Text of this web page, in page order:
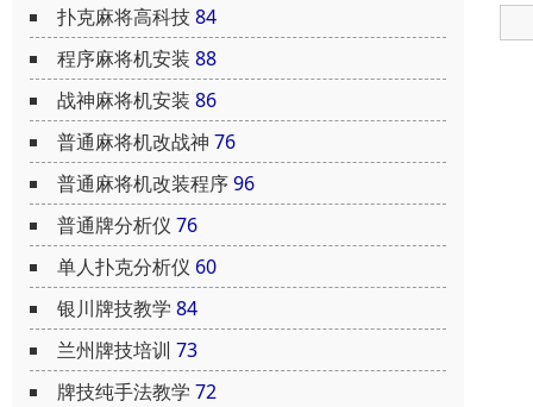
扑克麻将高科技84
程序麻将机安装 88
战神麻将机安装 86
普通麻将机改战神 76
普通麻将机改装程序96
普通牌分析仪 76
单人扑克分析仪 60
银川牌技教学 84
兰州牌技培训 73
牌技纯手法教学 72